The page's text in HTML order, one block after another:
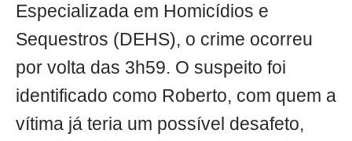
Especializada em Homicídios e
Sequestros (DEHS), o crime ocorreu
por volta das 3h59. O suspeito foi
identificado como Roberto, com quem a
vítima já teria um possível desafeto,